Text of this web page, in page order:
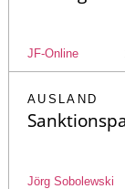
JF-Online
AUSLAND
Jörg Sobolewski